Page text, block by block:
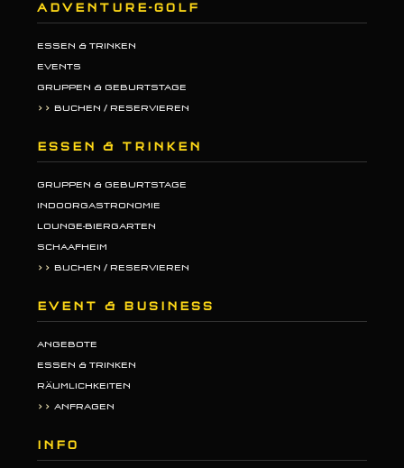
ADVENTURE-GOLF
ESSEN & TRINKEN
EVENTS
GRUPPEN & GEBURTSTAGE
>> BUCHEN / RESERVIEREN
ESSEN & TRINKEN
GRUPPEN & GEBURTSTAGE
INDOORGASTRONOMIE
LOUNGE-BIERGARTEN
SCHAAFHEIM
>> BUCHEN / RESERVIEREN
EVENT & BUSINESS
ANGEBOTE
ESSEN & TRINKEN
RÄUMLICHKEITEN
>> ANFRAGEN
INFO